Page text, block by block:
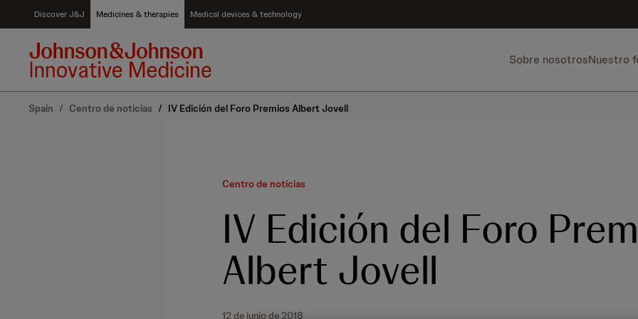
c
Discover J&J Medicines & therapies Medical devices & technology
Sobre nosotrosNuestro
Spain / Centro de noticias / IV Edición del Foro Premios Albert Jovell
Centro de noticias
IV Edición del Foro
Albert Jovell
12 de junio de 2018